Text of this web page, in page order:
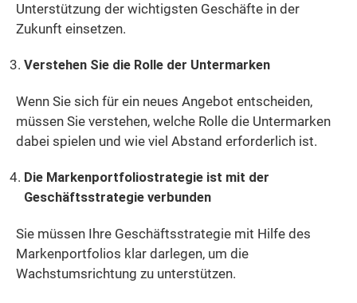
Unterstützung der wichtigsten Geschäfte in der
Zukunft einsetzen.
Verstehen Sie die Rolle der Untermarken
Wenn Sie sich für ein neues Angebot entscheiden,
müssen Sie verstehen, welche Rolle die Untermarken
dabei spielen und wie viel Abstand erforderlich ist.
Die Markenportfoliostrategie ist mit der
Geschäftsstrategie verbunden
Sie müssen Ihre Geschäftsstrategie mit Hilfe des
Markenportfolios klar darlegen, um die
Wachstumsrichtung zu unterstützen.